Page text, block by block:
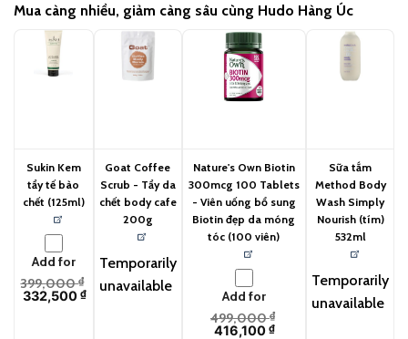
Mua càng nhiều, giảm càng sâu cùng Hudo Hàng Úc
Sukin Kem
tẩy tế bào
chết (125ml)
Add for
399,000₫
332,500 ₫
Goat Coffee
Scrub - Tẩy da
chết body cafe
200g
Temporarily
unavailable
Nature's Own Biotin
300mcg 100 Tablets
- Viên uống bổ sung
Biotin đẹp da móng
tóc (100 viên)
Add for
499,000₫
416,100₫
Sữa tắm
Method Body
Wash Simply
Nourish (tím)
532ml
Temporarily
unavailable